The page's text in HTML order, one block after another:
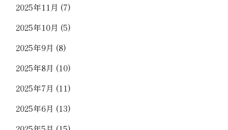
2025年11月 (7)
2025年10月 (5)
2025年9月 (8)
2025年8月 (10)
2025年7月 (11)
2025年6月 (13)